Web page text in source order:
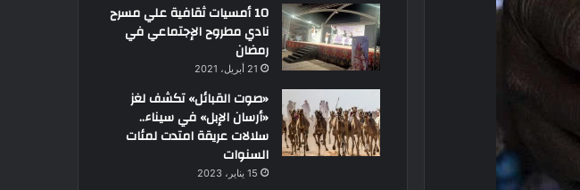
10 أمسيات ثقافية علي مسرح
نادي مطروح الإجتماعي في
رمضان
21 أبريل، 2021
«صوت القبائل» تكشف لغز
«أرسان الإبل» في سيناء..
سلالات عريقة امتدت لمئات
السنوات
15 يناير، 2023